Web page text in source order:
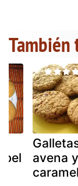
También
avena y